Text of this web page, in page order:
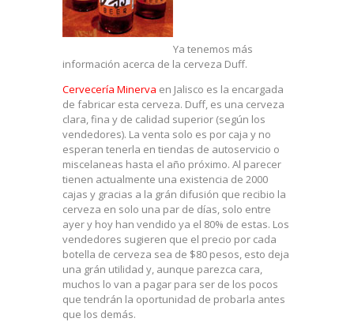
Ya tenemos más
información acerca de la cerveza Duff.
Cervecería Minerva en Jalisco es la encargada
de fabricar esta cerveza. Duff, es una cerveza
clara, fina y de calidad superior (según los
vendedores). La venta solo es por caja y no
esperan tenerla en tiendas de autoservicio o
miscelaneas hasta el año próximo. Al parecer
tienen actualmente una existencia de 2000
cajas y gracias a la grán difusión que recibio la
cerveza en solo una par de días, solo entre
ayer y hoy han vendido ya el 80% de estas. Los
vendedores sugieren que el precio por cada
botella de cerveza sea de $80 pesos, esto deja
una grán utilidad y, aunque parezca cara,
muchos lo van a pagar para ser de los pocos
que tendrán la oportunidad de probarla antes
que los demás.